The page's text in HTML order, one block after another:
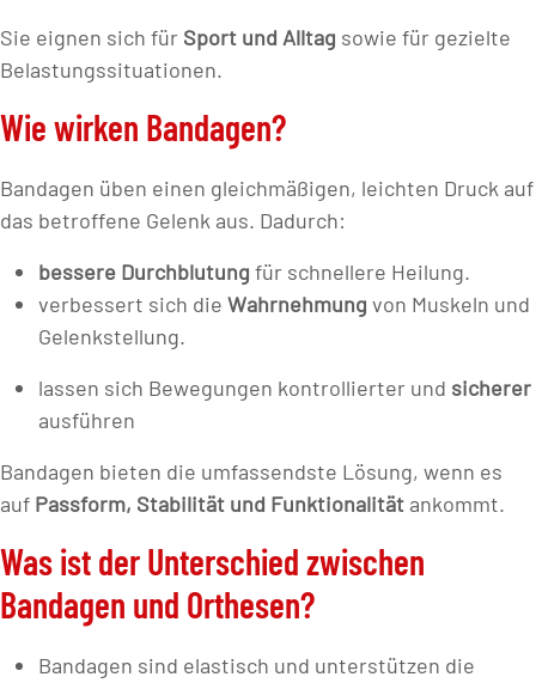
Sie eignen sich für Sport und Alltag sowie für gezielte
Belastungssituationen.
Wie wirken Bandagen?
Bandagen üben einen gleichmäßigen, leichten Druck auf
das betroffene Gelenk aus. Dadurch:
bessere Durchblutung für schnellere Heilung.
verbessert sich die Wahrnehmung von Muskeln und
Gelenkstellung.
lassen sich Bewegungen kontrollierter und sicherer
ausführen
Bandagen bieten die umfassendste Lösung, wenn es
auf Passform, Stabilität und Funktionalität ankommt.
Was ist der Unterschied zwischen
Bandagen und Orthesen?
Bandagen sind elastisch und unterstützen die